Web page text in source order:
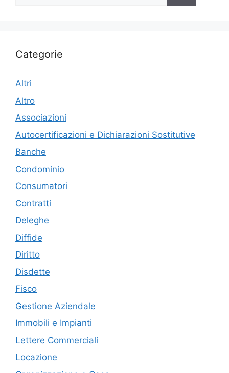
Categorie
Altri
Altro
Associazioni
Autocertificazioni e Dichiarazioni Sostitutive
Banche
Condominio
Consumatori
Contratti
Deleghe
Diffide
Diritto
Disdette
Fisco
Gestione Aziendale
Immobili e Impianti
Lettere Commerciali
Locazione